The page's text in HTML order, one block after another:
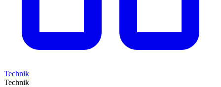
Technik
Technik